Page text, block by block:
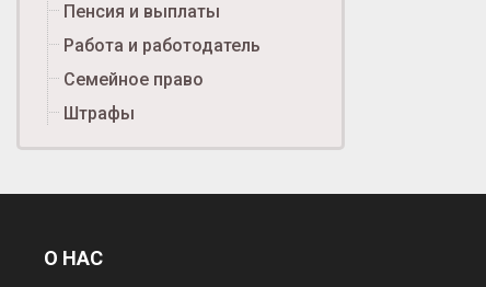
Пенсия и выплаты
Работа и работодатель
Семейное право
Штрафы
О НАС